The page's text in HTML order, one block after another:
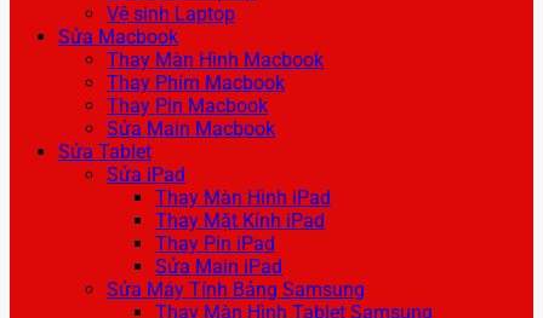
Vệ sinh Laptop
Sửa Macbook
Thay Màn Hình Macbook
Thay Phím Macbook
Thay Pin Macbook
Sửa Main Macbook
Sửa Tablet
Sửa iPad
Thay Màn Hình iPad
Thay Mặt Kính iPad
Thay Pin iPad
Sửa Main iPad
Sửa Máy Tính Bảng Samsung
Thay Màn Hình Tablet Samsung